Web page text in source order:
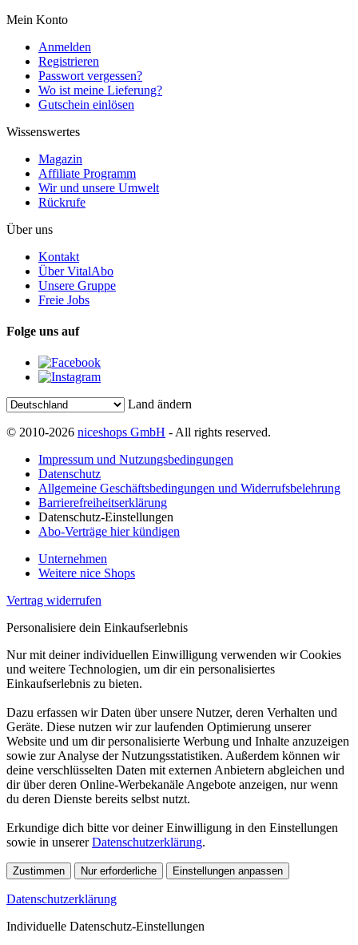
Mein Konto
Anmelden
Registrieren
Passwort vergessen?
Wo ist meine Lieferung?
Gutschein einlösen
Wissenswertes
Magazin
Affiliate Programm
Wir und unsere Umwelt
Rückrufe
Über uns
Kontakt
Über VitalAbo
Unsere Gruppe
Freie Jobs
Folge uns auf
Land ändern
© 2010-2026 niceshops GmbH - All rights reserved.
Impressum und Nutzungsbedingungen
Datenschutz
Allgemeine Geschäftsbedingungen und Widerrufsbelehrung
Barrierefreiheitserklärung
Datenschutz-Einstellungen
Abo-Verträge hier kündigen
Unternehmen
Weitere nice Shops
Vertrag widerrufen
Personalisiere dein Einkaufserlebnis
Nur mit deiner individuellen Einwilligung verwenden wir Cookies
und weitere Technologien, um dir ein personalisiertes
Einkaufserlebnis zu bieten.
Dazu erfassen wir Daten über unsere Nutzer, deren Verhalten und
Geräte. Diese nutzen wir zur laufenden Optimierung unserer
Website und um dir personalisierte Werbung und Inhalte anzuzeigen
sowie zur Analyse der Nutzungsstatistiken. Außerdem können wir
deine verschlüsselten Daten mit externen Anbietern abgleichen und
dir über deren Online-Werbekanäle Angebote anzeigen, nur wenn
du deren Dienste bereits selbst nutzt.
Erkundige dich bitte vor deiner Einwilligung in den Einstellungen
sowie in unsererDatenschutzerklärung.
Zustimmen Nur erforderliche Einstellungen anpassen
Datenschutzerklärung
Individuelle Datenschutz-Einstellungen